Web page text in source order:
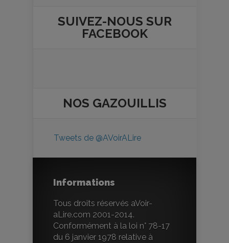
SUIVEZ-NOUS SUR
FACEBOOK
NOS GAZOUILLIS
Tweets de @AVoirALire
Informations
Tous droits réservés aVoir-
aLire.com 2001-2014.
Conformément à la loi n° 78-17
du 6 janvier 1978 relative à